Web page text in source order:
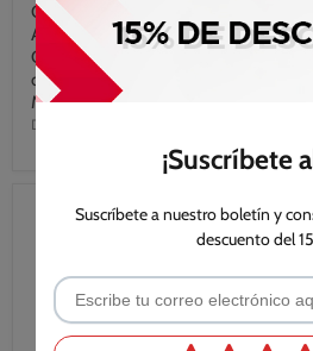
Cabezal Suplementario para
Ajuste de Pantalla |
Compatible con Las Gamas
de Brazo de Escritorio para
Monitor DM35
Duronic
¡Suscríbete
Suscríbete a nuestro boletín y
descuento del